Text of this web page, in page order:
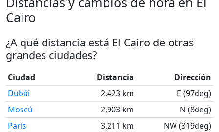
Cairo
¿A qué distancia está El Cairo de otras
grandes ciudades?
Ciudad Distancia
Dirección
Dubái
2,423 km
E (97deg)
Moscú
2,903 km
N (8deg)
París
3,211 km NW (319deg)